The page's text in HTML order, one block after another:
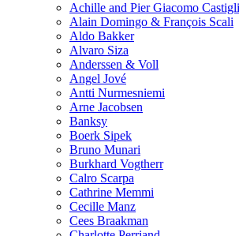
Achille and Pier Giacomo
Alain Domingo & François Scali
Aldo Bakker
Alvaro Siza
Anderssen & Voll
Angel Jové
Antti Nurmesniemi
Arne Jacobsen
Banksy
Boerk Sipek
Bruno Munari
Burkhard Vogtherr
Calro Scarpa
Cathrine Memmi
Cecille Manz
Cees Braakman